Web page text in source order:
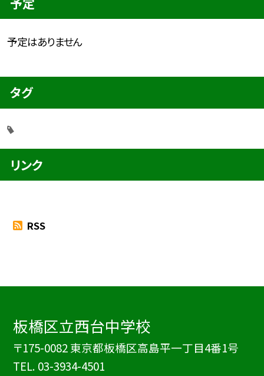
予定はありません
タグ
リンク
RSS
板橋区立西台中学校
〒175-0082 東京都板橋区高島平一丁目4番1号
TEL. 03-3934-4501